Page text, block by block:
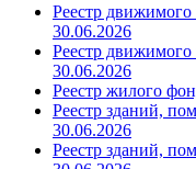
Реестр
30.06.2026
Реестр
30.06.2026
Реестр жилого
Реестр зданий,
30.06.2026
Реестр зданий,